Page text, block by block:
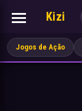
Kizi
Jogos de Ação